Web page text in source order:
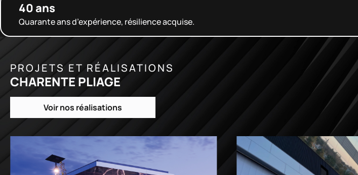
40 ans
Quarante ans d’expérience, résilience acquise.
PROJETS ET RÉALISATIONS
CHARENTE PLIAGE
Voir nos réalisations